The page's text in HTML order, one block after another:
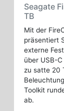
Seagate
TB
Mit der
präsentiert
externe
über USB-
zu satte 20
Toolkit
ab.